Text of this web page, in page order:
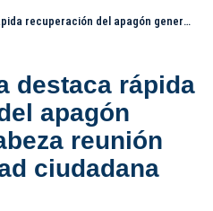
general y encabeza reunión sobre seguridad ciudadana en Santiago
destaca rápida
apagón
reunión
ciudadana